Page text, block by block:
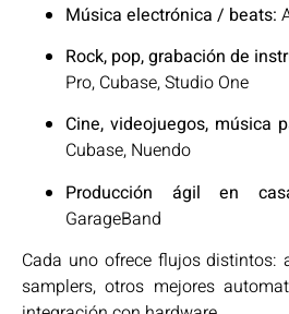
Música electrónica / beats:
Rock, pop, grabación de
Pro, Cubase, Studio One
Cine, videojuegos, música
Cubase, Nuendo
Producción ágil en
GarageBand
Cada uno ofrece flujos distintos:
samplers, otros mejores